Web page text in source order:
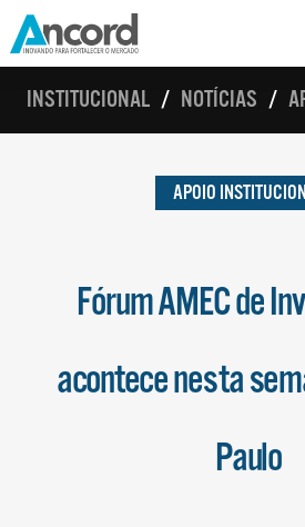
INSTITUCIONAL NOTÍCIAS
APOIO
Fórum AMEC de
acontece nesta
Paulo